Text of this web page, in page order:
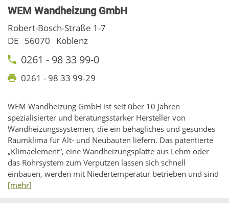
WEM Wandheizung GmbH
Robert-Bosch-Straße 1-7
DE 56070 Koblenz
0261 - 98 33 99-0
0261 - 98 33 99-29
WEM Wandheizung GmbH ist seit über 10 Jahren
spezialisierter und beratungsstarker Hersteller von
Wandheizungssystemen, die ein behagliches und gesundes
Raumklima für Alt- und Neubauten liefern. Das patentierte
„Klimaelement“, eine Wandheizungsplatte aus Lehm oder
das Rohrsystem zum Verputzen lassen sich schnell
einbauen, werden mit Niedertemperatur betrieben und sind
[mehr]